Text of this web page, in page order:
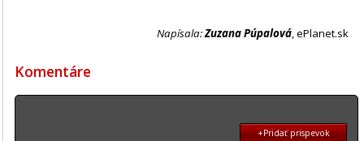
Napísala:Zuzana Púpalová, ePlanet.sk
Komentáre
+Pridať prispevok